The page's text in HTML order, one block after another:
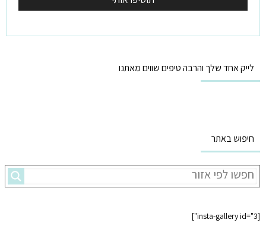
לייק אחד שלך והרבה טיפים שווים מאתנו
חיפוש באתר
[insta-gallery id="3"]